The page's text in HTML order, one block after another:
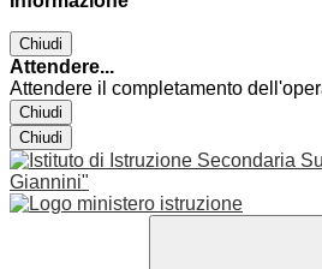
Chiudi
Attendere...
Attendere il completamento
Chiudi
Chiudi